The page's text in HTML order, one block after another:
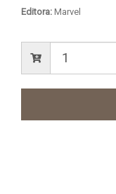
Editora: Marvel